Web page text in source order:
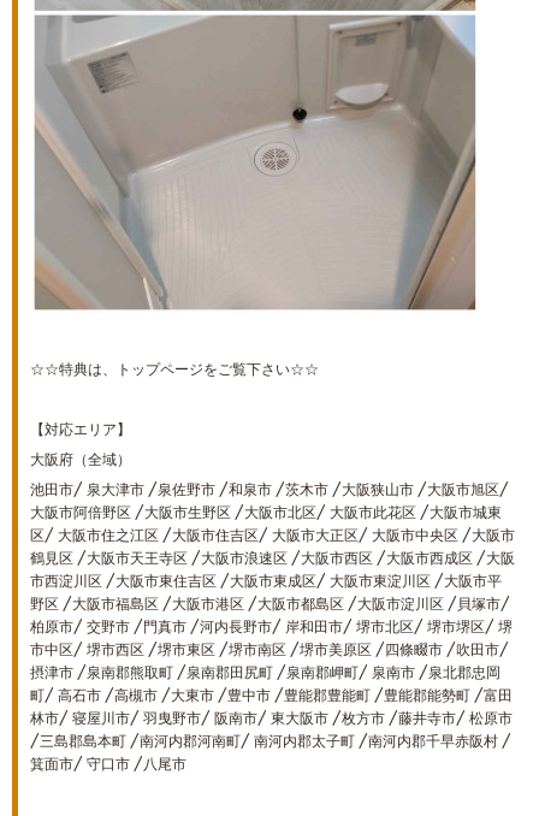
☆☆特典は、トップページをご覧下さい☆☆
【対応エリア】
大阪府（全域）
池田市/ 泉大津市 /泉佐野市 /和泉市 /茨木市 /大阪狭山市 /大阪市旭区/
大阪市阿倍野区 /大阪市生野区 /大阪市北区/ 大阪市此花区 /大阪市城東
区/ 大阪市住之江区 /大阪市住吉区/ 大阪市大正区/ 大阪市中央区 /大阪市
鶴見区 /大阪市天王寺区 /大阪市浪速区 /大阪市西区 /大阪市西成区 /大阪
市西淀川区 /大阪市東住吉区 /大阪市東成区/ 大阪市東淀川区 /大阪市平
野区 /大阪市福島区 /大阪市港区 /大阪市都島区 /大阪市淀川区 /貝塚市/
柏原市/ 交野市 /門真市 /河内長野市/ 岸和田市/ 堺市北区/ 堺市堺区/ 堺
市中区/ 堺市西区 /堺市東区 /堺市南区 /堺市美原区 /四條畷市 /吹田市/
摂津市 /泉南郡熊取町 /泉南郡田尻町 /泉南郡岬町/ 泉南市 /泉北郡忠岡
町/ 高石市 /高槻市 /大東市 /豊中市 /豊能郡豊能町 /豊能郡能勢町 /富田
林市/ 寝屋川市/ 羽曳野市/ 阪南市/ 東大阪市 /枚方市 /藤井寺市/ 松原市
/三島郡島本町 /南河内郡河南町/ 南河内郡太子町 /南河内郡千早赤阪村 /
箕面市/ 守口市 /八尾市